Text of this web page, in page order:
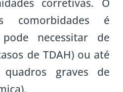
corretivas. O
comorbidades é
necessitar de
de TDAH) ou até
graves de